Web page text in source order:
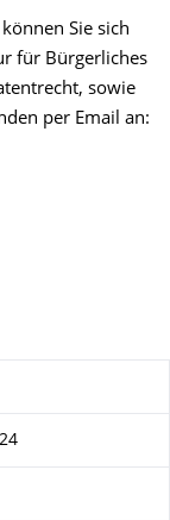
Sie sich
für Bürgerliches
sowie
per Email an: